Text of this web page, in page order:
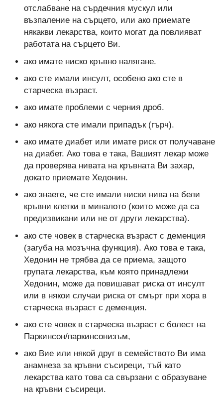
отслабване на сърдечния мускул или
възпаление на сърцето, или ако приемате
някакви лекарства, които могат да повлияват
работата на сърцето Ви.
ако имате ниско кръвно налягане.
ако сте имали инсулт, особено ако сте в
старческа възраст.
ако имате проблеми с черния дроб.
ако някога сте имали припадък (гърч).
ако имате диабет или имате риск от получаване
на диабет. Ако това е така, Вашият лекар може
да проверява нивата на кръвната Ви захар,
докато приемате Хедонин.
ако знаете, че сте имали ниски нива на бели
кръвни клетки в миналото (които може да са
предизвикани или не от други лекарства).
ако сте човек в старческа възраст с деменция
(загуба на мозъчна функция). Ако това е така,
Хедонин не трябва да се приема, защото
групата лекарства, към която принадлежи
Хедонин, може да повишават риска от инсулт
или в някои случаи риска от смърт при хора в
старческа възраст с деменция.
ако сте човек в старческа възраст с болест на
Паркинсон/паркинсонизъм,
ако Вие или някой друг в семейството Ви има
анамнеза за кръвни съсиреци, тъй като
лекарства като това са свързани с образуване
на кръвни съсиреци.